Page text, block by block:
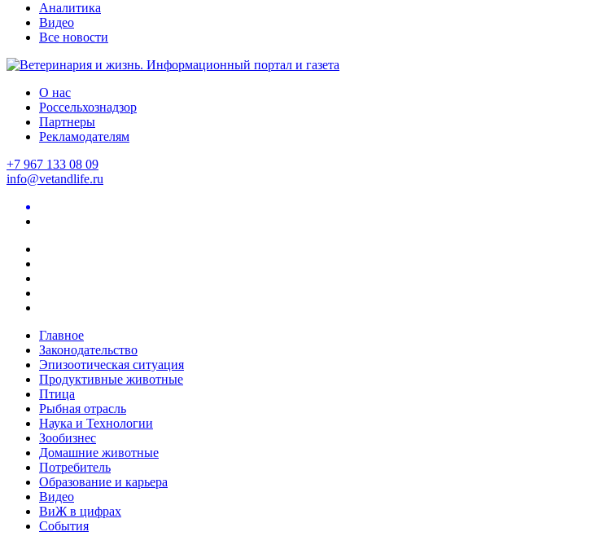
Аналитика
Видео
Все новости
О нас
Россельхознадзор
Партнеры
Рекламодателям
+7 967 133 08 09
info@vetandlife.ru
Главное
Законодательство
Эпизоотическая ситуация
Продуктивные животные
Птица
Рыбная отрасль
Наука и Технологии
Зообизнес
Домашние животные
Потребитель
Образование и карьера
Видео
ВиЖ в цифрах
События